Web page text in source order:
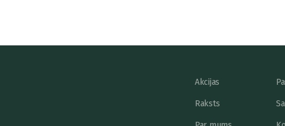
Akcijas
Raksts